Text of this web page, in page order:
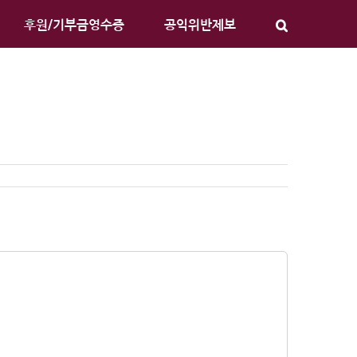
후원/기부금영수증 공익위반제보